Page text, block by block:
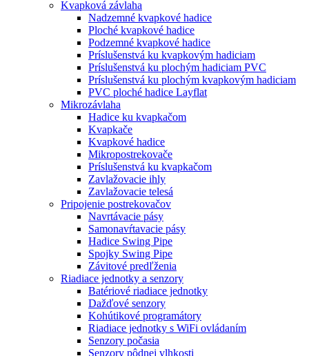
Kvapková závlaha
Nadzemné kvapkové hadice
Ploché kvapkové hadice
Podzemné kvapkové hadice
Príslušenstvá ku kvapkovým hadiciam
Príslušenstvá ku plochým hadiciam PVC
Príslušenstvá ku plochým kvapkovým hadiciam
PVC ploché hadice Layflat
Mikrozávlaha
Hadice ku kvapkačom
Kvapkače
Kvapkové hadice
Mikropostrekovače
Príslušenstvá ku kvapkačom
Zavlažovacie ihly
Zavlažovacie telesá
Pripojenie postrekovačov
Navrtávacie pásy
Samonavŕtavacie pásy
Hadice Swing Pipe
Spojky Swing Pipe
Závitové predľženia
Riadiace jednotky a senzory
Batériové riadiace jednotky
Dažďové senzory
Kohútikové programátory
Riadiace jednotky s WiFi ovládaním
Senzory počasia
Senzory pôdnej vlhkosti